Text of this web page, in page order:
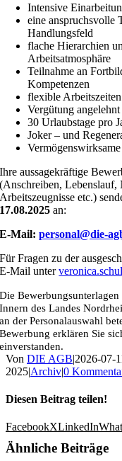
Intensive
eine anspruchsvolle
Handlungsfeld
flache Hierarchien
Arbeitsatmosphäre
Teilnahme an
Kompetenzen
flexible Arbeitszeiten
Vergütung
30 Urlaubstage pro
Joker – und
Ihre aussagekräftige
(Anschreiben, Lebenslauf,
Arbeitszeugnisse etc.)
17.08.2025 an:
E-Mail:personal@die-
Für Fragen zu der
E-Mail unter
Die
Innern des Landes
an der Personalauswahl
Bewerbung erklären Sie
einverstanden.
Von DIE AGB|2026-07-
2025|Archiv|0
Diesen Beitrag teilen!
FacebookXLinkedIn
Ähnliche Beiträge